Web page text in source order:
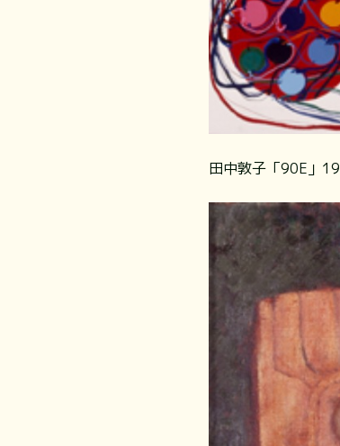
田中敦子「90E」